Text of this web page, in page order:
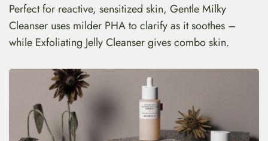
Perfect for reactive, sensitized skin, Gentle Milky
Cleanser uses milder PHA to clarify as it soothes –
while Exfoliating Jelly Cleanser gives combo skin.